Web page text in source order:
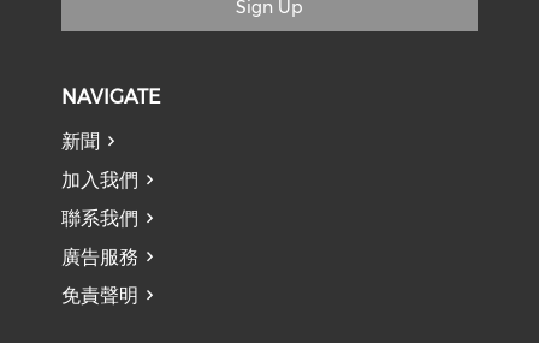
Sign Up
NAVIGATE
新聞
加入我們
聯系我們
廣告服務
免責聲明